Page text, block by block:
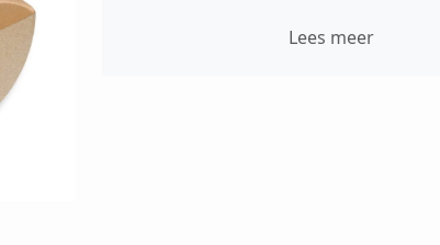
Lees meer